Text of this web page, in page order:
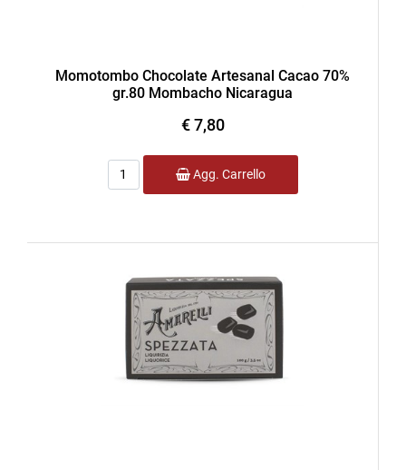
Momotombo Chocolate Artesanal Cacao 70%
gr.80 Mombacho Nicaragua
€ 7,80
Quantità
Agg. Carrello